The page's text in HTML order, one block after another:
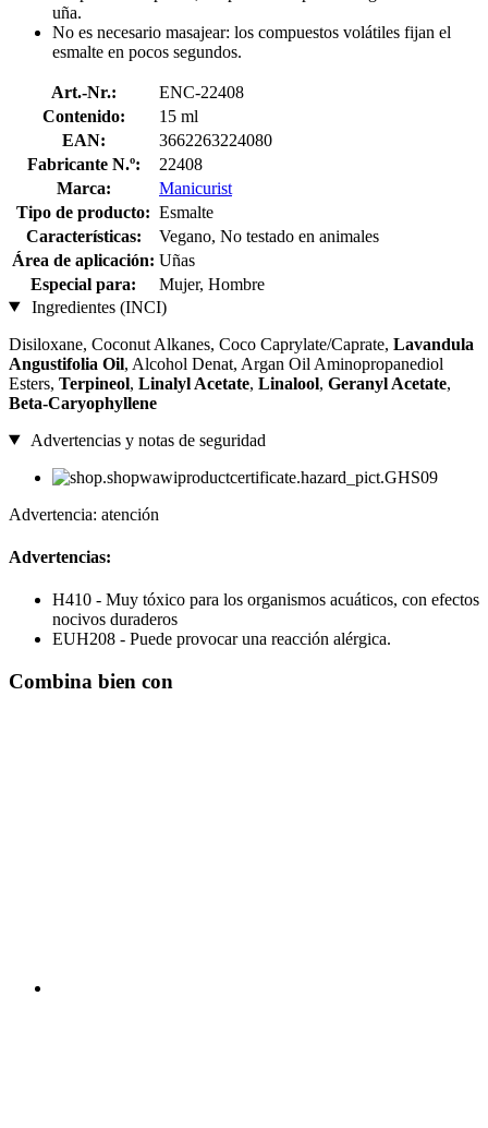
uña.
No es necesario masajear: los compuestos volátiles fijan el
esmalte en pocos segundos.
Art.-Nr.:
ENC-22408
Contenido:
15 ml
EAN:
3662263224080
Fabricante N.º:
22408
Marca:
Manicurist
Tipo de producto: Esmalte
Características:
Vegano, No testado en animales
Área de aplicación: Uñas
Especial para:
Mujer, Hombre
Ingredientes (INCI)
Disiloxane, Coconut Alkanes, Coco Caprylate/Caprate, Lavandula
Angustifolia Oil, Alcohol Denat, Argan Oil Aminopropanediol
Esters, Terpineol, Linalyl Acetate, Linalool, Geranyl Acetate,
Beta-Caryophyllene
Advertencias y notas de seguridad
Advertencia: atención
Advertencias:
H410 - Muy tóxico para los organismos acuáticos, con efectos
nocivos duraderos
EUH208 - Puede provocar una reacción alérgica.
Combina bien con